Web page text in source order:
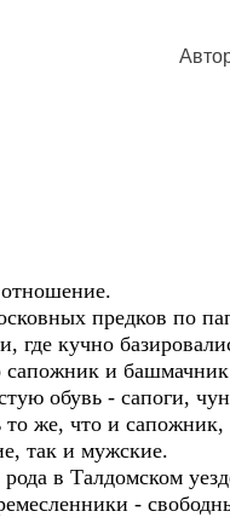
предков по
где кучно
сапожник и
обувь - сапоги,
то же, что и
так и мужские.
в Талдомском
-